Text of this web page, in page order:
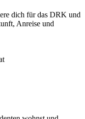
dich für das DRK und
Anreise und